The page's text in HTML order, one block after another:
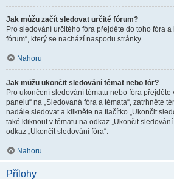
Jak můžu začít sledovat určité fórum?
Pro sledování určitého fóra přejděte do toho fóra
fórum“, který se nachází naspodu stránky.
Nahoru
Jak můžu ukončit sledování témat nebo fór?
Pro ukončení sledování tématu nebo fóra přejděte
panelu“ na „Sledovaná fóra a témata“, zatrhněte
nadále sledovat a klikněte na tlačítko „Ukončit
také kliknout v tématu na odkaz „Ukončit
odkaz „Ukončit sledování fóra“.
Nahoru
Přílohy